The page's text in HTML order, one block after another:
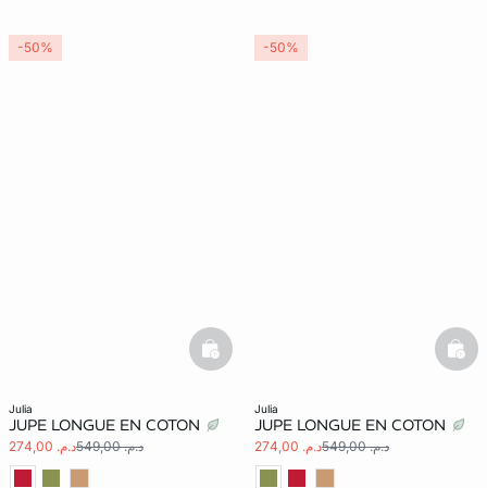
julia
JUPE LONGUE EN COTON
د.م. 274,00 د.م. 549,00
basketfull
-50%
julia
JUPE LONGUE EN COTON
د.م. 274,00 د.م. 549,00
-50%